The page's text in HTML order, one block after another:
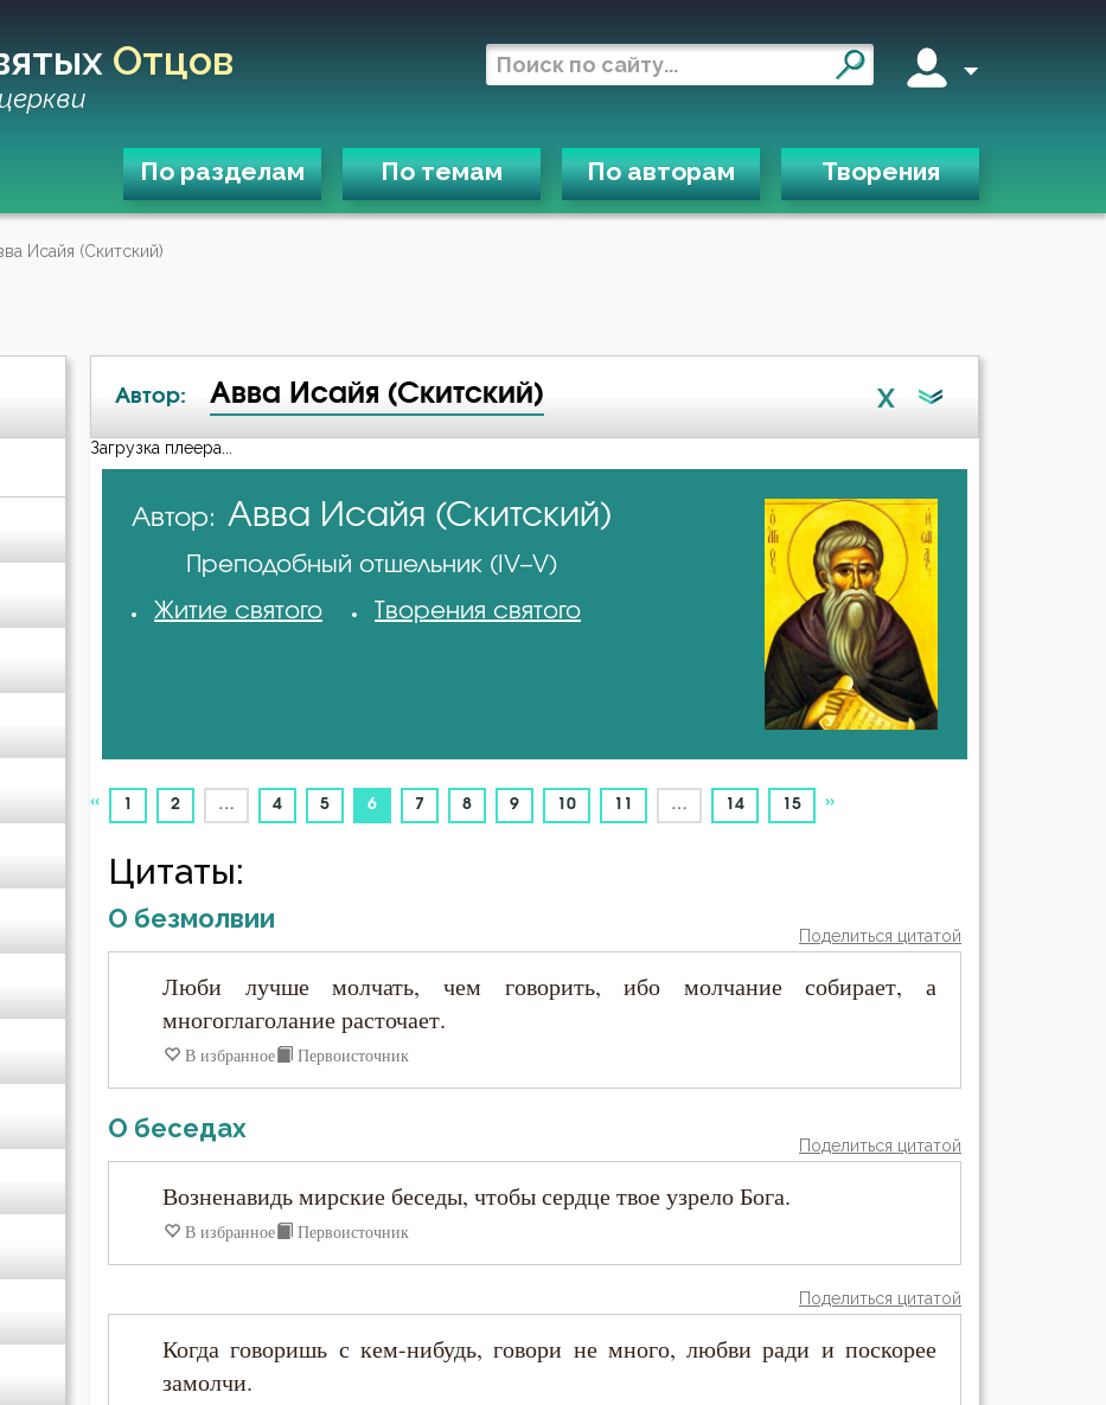
Отцов
По разделам По темам По авторам Творения
Исайя (Скитский)
Автор: Авва Исайя (Скитский) X
А-я
Авва Дорофей
Аврелий Августин
Амвросий Медиоланский
Амвросий Оптинский (Гренков)
Амфилохий Иконийский
Анастасий Антиохийский
Анастасий Синаит
Антоний Великий
Антоний Оптинский (Путилов)
Арсений Великий
Загрузка плеера...
Автор: Авва Исайя (Скитский)
Преподобный отшельник (IV–V)
Житие святого
Творения святого
« 1 2 … 4 5 6(current)
7 8 9 10 11 … 14 15 »
Цитаты:
О безмолвии
Поделиться цитатой
Люби лучше молчать, чем говорить, ибо молчание собирает, а
многоглаголание расточает.
В избранное Первоисточник
О беседах
Поделиться цитатой
Возненавидь мирские беседы, чтобы сердце твое узрело Бога.
В избранное Первоисточник
Поделиться цитатой
Когда говоришь с кем-нибудь, говори не много, любви ради и поскорее
замолчи.